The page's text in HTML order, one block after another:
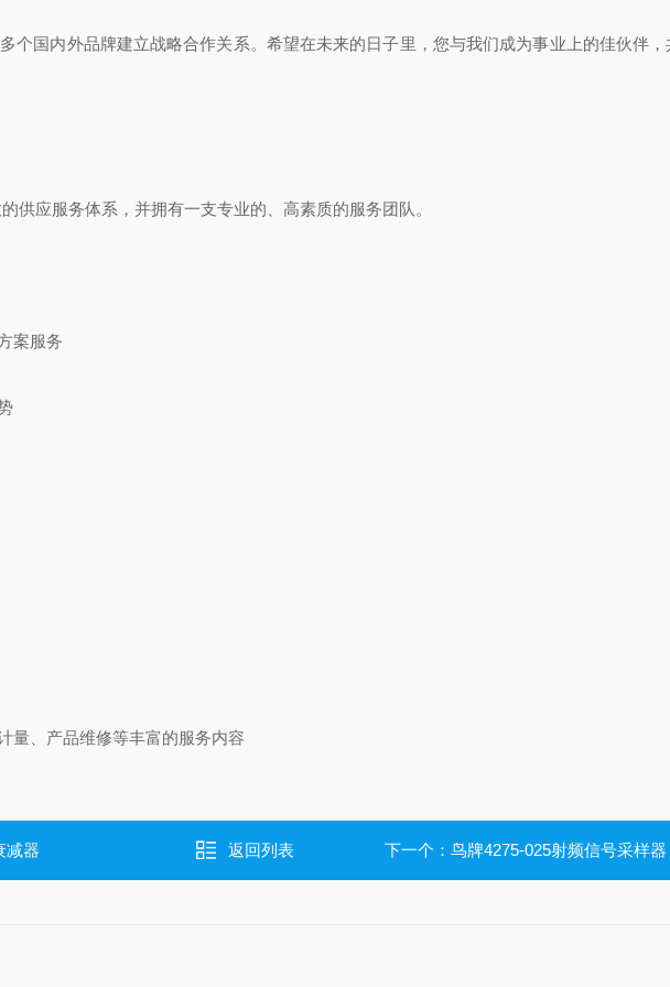
国内外品牌建立战略合作关系。希望在未来的日子里，您与我们成为事业上的佳伙伴，
应服务体系，并拥有一支专业的、高素质的服务团队。
案服务
量、产品维修等丰富的服务内容
减器 返回列表 下一个： 鸟牌4275-025射频信号采样器